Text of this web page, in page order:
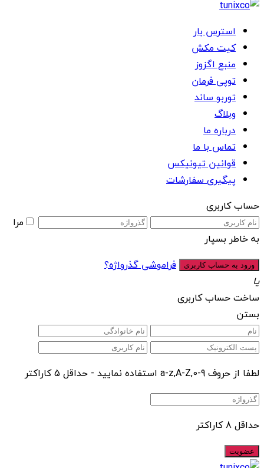
استرس بار
کیت مکش
منبع اگزوز
توپی فرمان
توربو ساند
وبلاگ
درباره ما
تماس با ما
قوانین تیونیکس
پیگیری سفارشات
حساب کاربری
مرا
به خاطر بسپار
فراموشی گذرواژه؟
یا
ساخت حساب کاربری
بستن
لطفا از حروف a-z,A-Z,0-9 استفاده نمایید - حداقل 5 کاراکتر
حداقل 8 کاراکتر